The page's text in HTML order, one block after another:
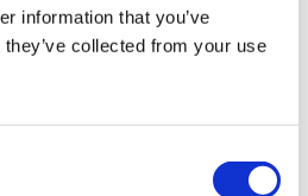
information that you’ve
collected from your use
DE